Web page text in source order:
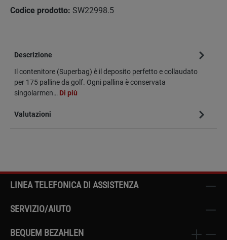
Codice prodotto: SW22998.5
Descrizione
Il contenitore (Superbag) è il deposito perfetto e collaudato
per 175 palline da golf. Ogni pallina è conservata
singolarmen… Di più
Valutazioni
LINEA TELEFONICA DI ASSISTENZA
SERVIZIO/AIUTO
BEQUEM BEZAHLEN